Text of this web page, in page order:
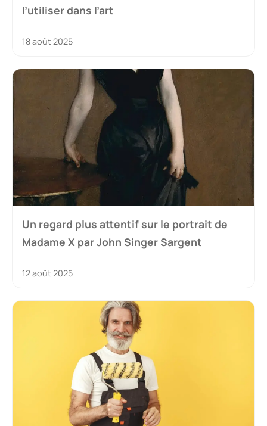
l’utiliser dans l’art
18 août 2025
Un regard plus attentif sur le portrait de
Madame X par John Singer Sargent
12 août 2025